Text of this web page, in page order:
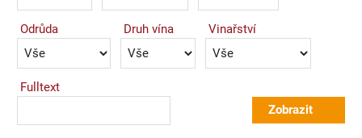
Odrůda Druh vína Vinařství
Fulltext